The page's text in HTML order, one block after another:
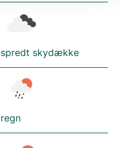
spredt skydække
regn